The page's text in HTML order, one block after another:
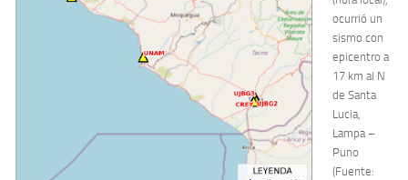
ocurrió un
sismo con
epicentro a
17 km al N
de Santa
Lucia,
Lampa –
Puno
(Fuente: